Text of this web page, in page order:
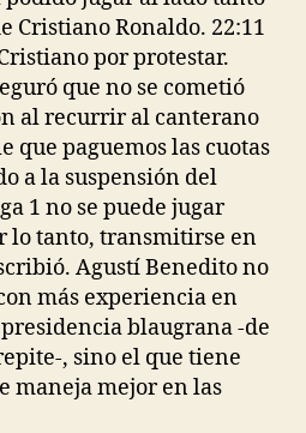
Cristiano Ronaldo. 22:11
por protestar.
que no se cometió
al recurrir al canterano
que paguemos las cuotas
a la suspensión del
1 no se puede jugar
lo tanto, transmitirse en
Agustí Benedito no
más experiencia en
blaugrana -de
, sino el que tiene
maneja mejor en las